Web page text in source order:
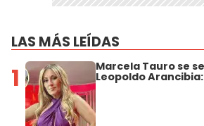
LAS MÁS LEÍDAS
1 Marcela Tauro se
Leopoldo